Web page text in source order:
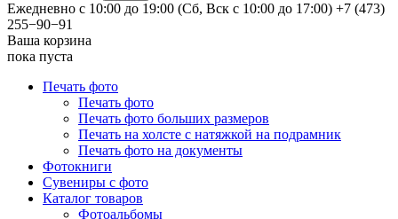
Ежедневно с 10:00 до 19:00 (Сб, Вск с 10:00 до 17:00) +7 (473)
255−90−91
Ваша корзина
пока пуста
Печать фото
Печать фото
Печать фото больших размеров
Печать на холсте с натяжкой на подрамник
Печать фото на документы
Фотокниги
Сувениры с фото
Каталог товаров
Фотоальбомы